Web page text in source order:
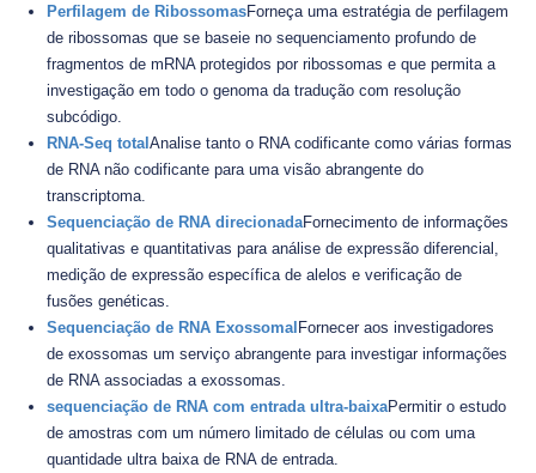
Perfilagem de RibossomasForneça uma estratégia de perfilagem
de ribossomas que se baseie no sequenciamento profundo de
fragmentos de mRNA protegidos por ribossomas e que permita a
investigação em todo o genoma da tradução com resolução
subcódigo.
RNA-Seq total Analise tanto o RNA codificante como várias formas
de RNA não codificante para uma visão abrangente do
transcriptoma.
Sequenciação de RNA direcionadaFornecimento de informações
qualitativas e quantitativas para análise de expressão diferencial,
medição de expressão específica de alelos e verificação de
fusões genéticas.
Sequenciação de RNA Exossomal Fornecer aos investigadores
de exossomas um serviço abrangente para investigar informações
de RNA associadas a exossomas.
sequenciação de RNA com entrada ultra-baixaPermitir o estudo
de amostras com um número limitado de células ou com uma
quantidade ultra baixa de RNA de entrada.